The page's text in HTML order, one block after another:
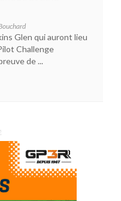
Glen qui auront lieu
Challenge
de ...